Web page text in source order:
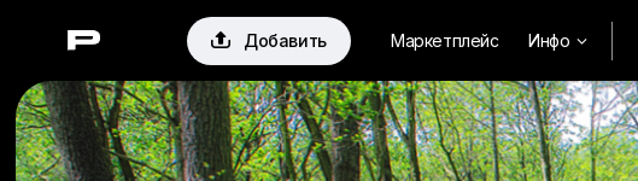
 Добавить Маркетплейс Инфо 